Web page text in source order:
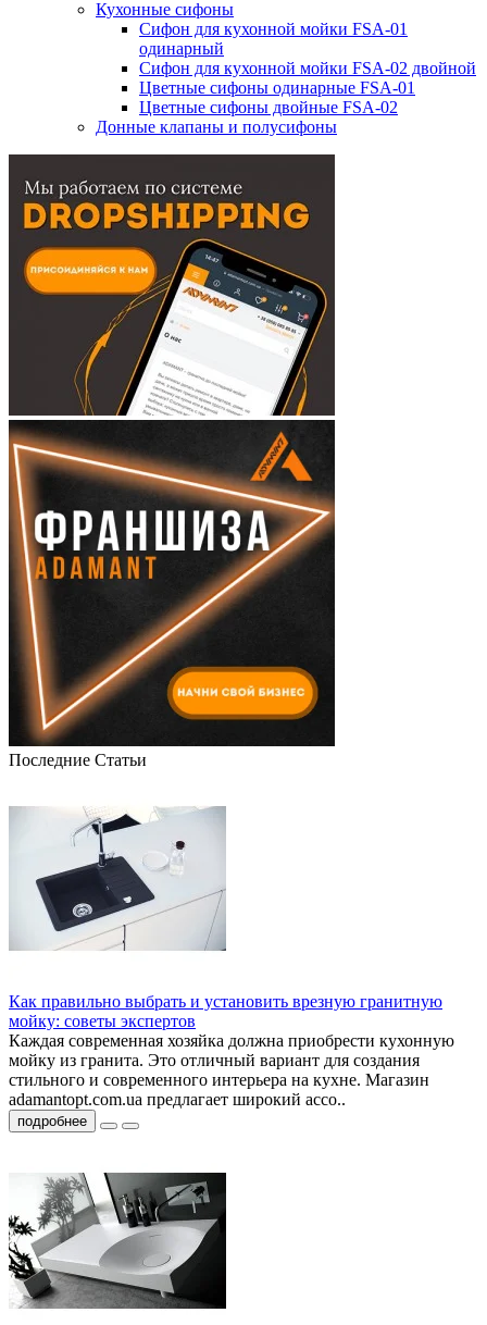
Кухонные сифоны
Сифон для кухонной мойки FSA-01
одинарный
Сифон для кухонной мойки FSA-02 двойной
Цветные сифоны одинарные FSA-01
Цветные сифоны двойные FSA-02
Донные клапаны и полусифоны
Последние Статьи
Как правильно выбрать и установить врезную гранитную
мойку: советы экспертов
Каждая современная хозяйка должна приобрести кухонную
мойку из гранита. Это отличный вариант для создания
стильного и современного интерьера на кухне. Магазин
adamantopt.com.ua предлагает широкий ассо..
подробнее